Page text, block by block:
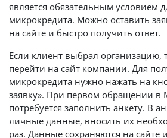
является обязательным условием
микрокредита. Можно оставить
на сайте и быстро получить ответ.
Если клиент выбрал организацию,
перейти на сайт компании. Для
микрокредита нужно нажать на
заявку». При первом обращении
потребуется заполнить анкету. В
личные данные, вносить их
раз. Данные сохраняются на сайте